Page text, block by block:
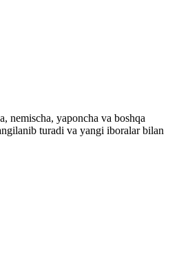
nemischa, yaponcha va boshqa
turadi va yangi iboralar bilan